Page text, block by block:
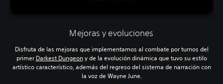
Mejoras y evoluciones
Disfruta de las mejoras que implementamos al combate por turnos del
primer Darkest Dungeony de la evolución dinámica que tuvo su estilo
artístico característico, además del regreso del sistema de narración con
la voz de Wayne June.